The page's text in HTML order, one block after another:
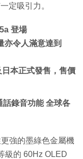
定吸引力。
登場
亦令人滿意達到
本正式發售，售價
話錄音功能 全球各
強的墨綠色金屬機
級的 60Hz OLED